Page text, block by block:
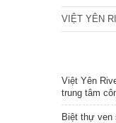
VIỆT YÊN
Việt Yên
trung tâm
Biệt thự ven